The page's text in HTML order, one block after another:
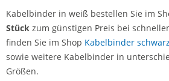
Kabelbinder in weiß bestellen Sie im
Stück zum günstigen Preis bei
finden Sie im Shop Kabelbinder schwarz
sowie weitere Kabelbinder in
Größen.